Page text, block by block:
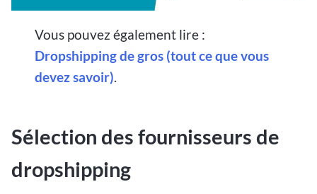
Vous pouvez également lire :
Dropshipping de gros (tout ce que vous
devez savoir).
Sélection des fournisseurs de
dropshipping